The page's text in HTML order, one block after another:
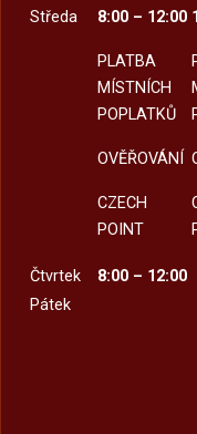
Středa
8:00 – 12:00
PLATBA
MÍSTNÍCH
POPLATKŮ
OVĚŘOVÁNÍ
CZECH
POINT
Čtvrtek
8:00 – 12:00
Pátek